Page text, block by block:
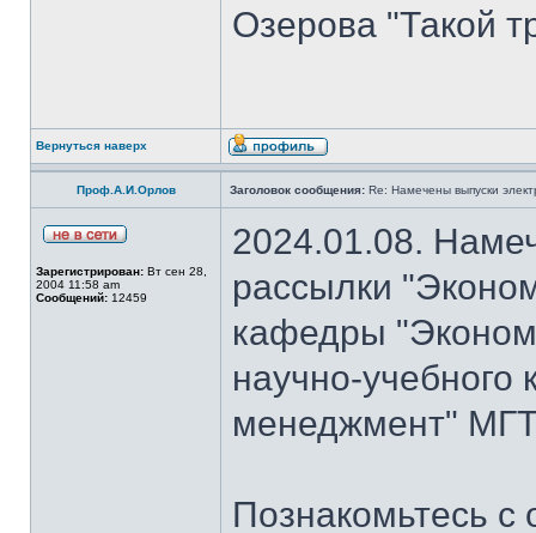
Озерова "Такой
Вернуться наверх
Проф.А.И.Орлов Заголовок сообщения: Re: Намечены выпуски
Зарегистрирован: Вт сен 28,
2004 11:58 am
Сообщений: 12459
2024.01.08.
рассылки
кафедры
научно-
менеджмент"
Познакомьтесь